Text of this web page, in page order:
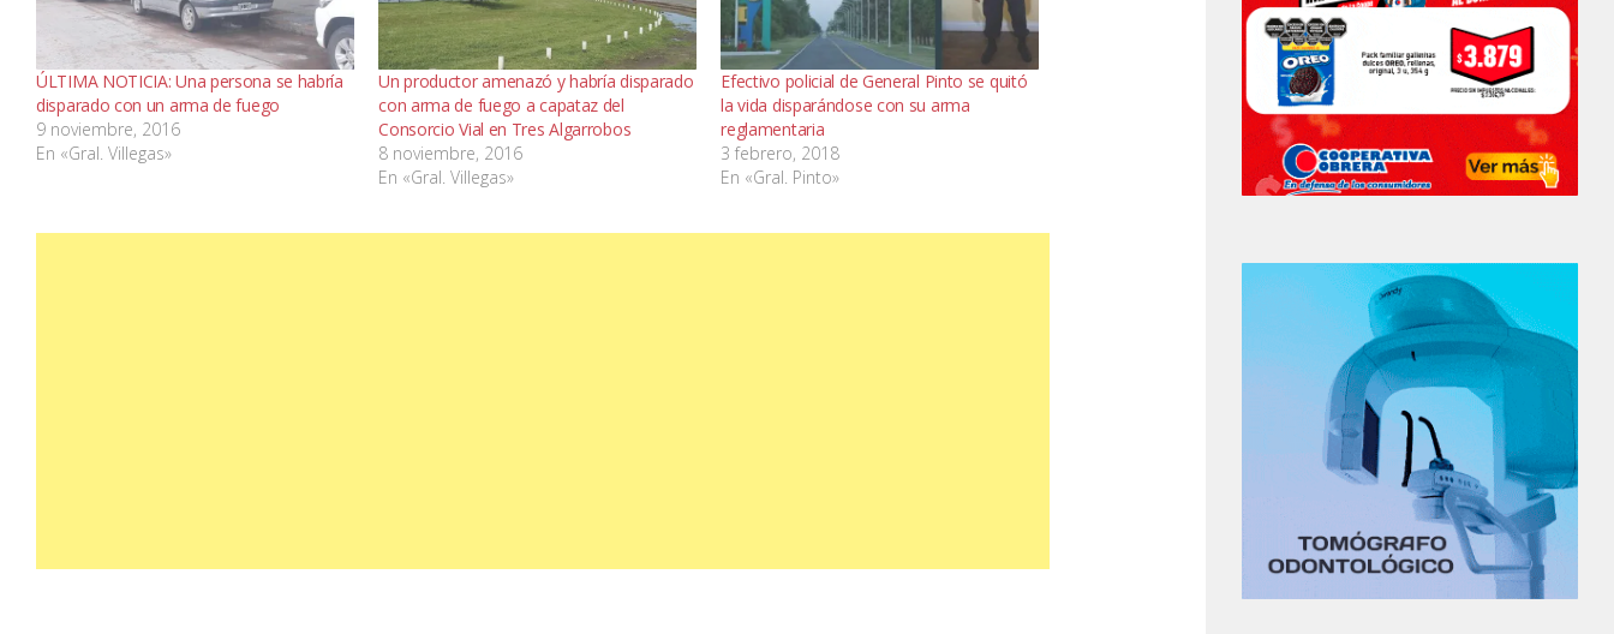
ÚLTIMA NOTICIA: Una persona se habría
disparado con un arma de fuego
9 noviembre, 2016
En «Gral. Villegas»
Un productor amenazó y habría disparado
con arma de fuego a capataz del
Consorcio Vial en Tres Algarrobos
8 noviembre, 2016
En «Gral. Villegas»
Efectivo policial de General Pinto se quitó
la vida disparándose con su arma
reglamentaria
3 febrero, 2018
En «Gral. Pinto»